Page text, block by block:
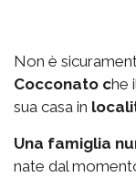
Non è
Cocconato che
sua casa in
Una famiglia
nate dal